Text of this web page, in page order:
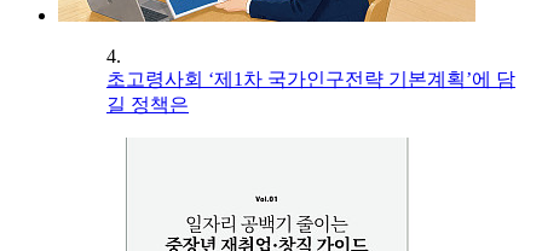
4.
초고령사회 ‘제1차 국가인구전략 기본계획’에 담
길 정책은